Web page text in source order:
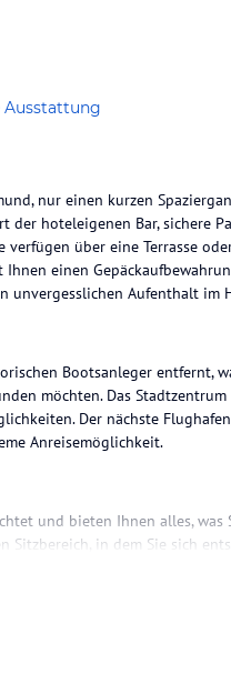
Ausstattung
nur einen kurzen
der hoteleigenen Bar, sichere
über eine Terrasse
einen
unvergesslichen Aufenthalt im
Bootsanleger entfernt,
möchten. Das
Der nächste
Anreisemöglichkeit.
und bieten Ihnen alles, was
in dem Sie sich
von denen aus Sie den Blick